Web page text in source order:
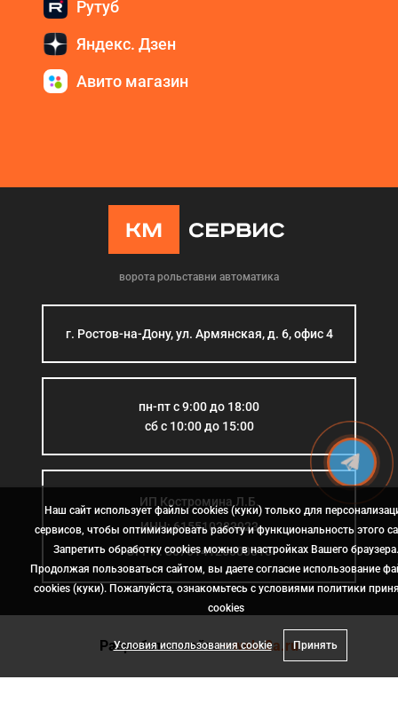
Рутуб
Яндекс. Дзен
Авито магазин
ворота рольставни автоматика
г. Ростов-на-Дону, ул. Армянская, д. 6, офис 4
пн-пт с 9:00 до 18:00
сб с 10:00 до 15:00
ИП Костромина Л.Б.
ИНН: 615510383923
ОГРН: 307614126000015
Разработка сайта- web-2a.ru
Наш сайт использует файлы cookies (куки) только для
сервисов, чтобы оптимизировать работу и функциональность этого
Запретить обработку cookies можно в настройках Вашего браузера.
Продолжая пользоваться сайтом, вы даете согласие использование
cookies (куки). Пожалуйста, ознакомьтесь с условиями политики
сookies
Условия использования cookie Принять